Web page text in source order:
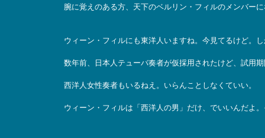
腕に覚えのある方、天下のベルリン・フィルのメンバー
ウィーン・フィルにも東洋人いますね。今見てるけど。
数年前、日本人テューバ奏者が仮採用されたけど、試用
西洋人女性奏者もいるねえ。いらんことしなくていい。
ウィーン・フィルは「西洋人の男」だけ、でいいんだよ